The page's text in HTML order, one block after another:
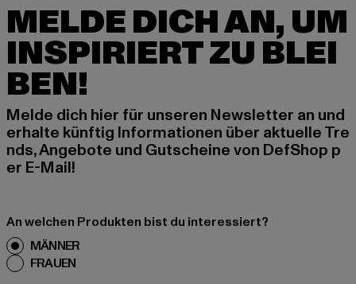
MELDE DICH AN, UM
INSPIRIERT ZU BLEI
BEN!
Melde dich hier für unseren Newsletter an und
erhalte künftig Informationen über aktuelle Tre
nds, Angebote und Gutscheine von DefShop p
er E-Mail!
An welchen Produkten bist du interessiert?
MÄNNER
FRAUEN